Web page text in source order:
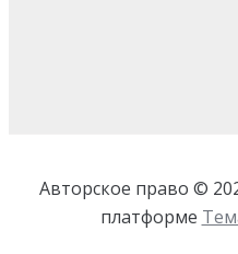
Авторское право ©
платформе